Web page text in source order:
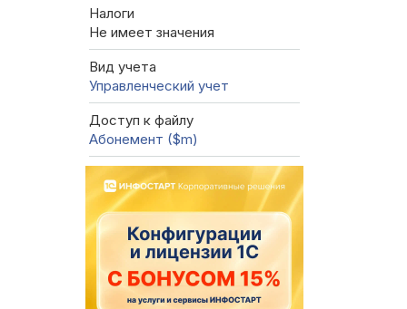
Налоги
Не имеет значения
Вид учета
Управленческий учет
Доступ к файлу
Абонемент ($m)